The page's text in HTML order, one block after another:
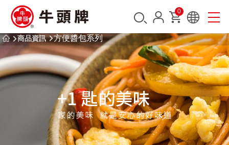
0
商品資訊 方便醬包系列